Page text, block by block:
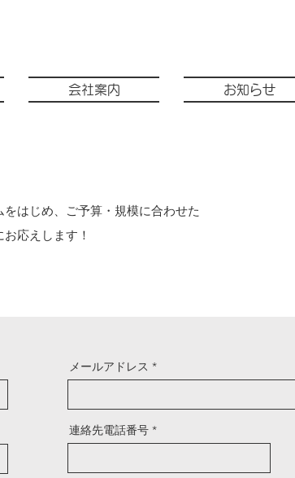
会社案内 お知らせ
はじめ、ご予算・規模に合わせた
応えします！
メールアドレス
連絡先電話番号